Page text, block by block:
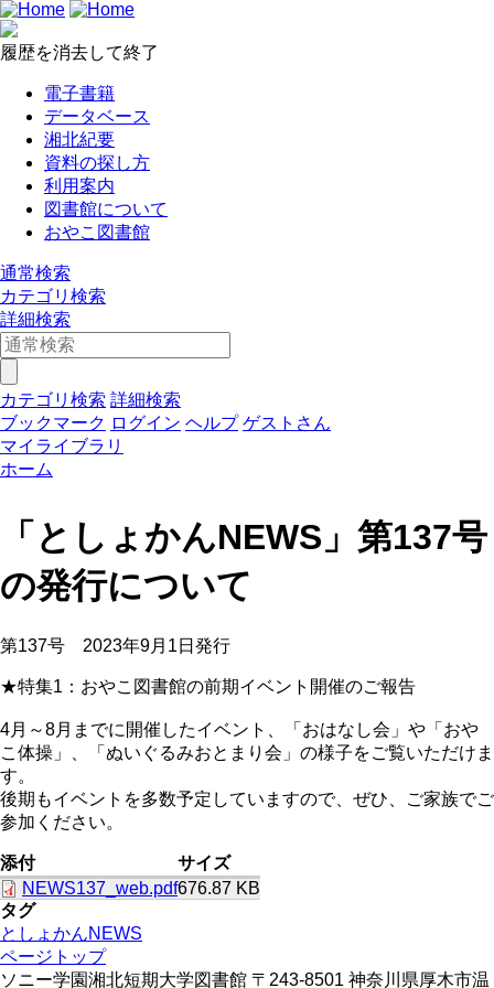
履歴を消去して終了
電子書籍
データベース
湘北紀要
資料の探し方
利用案内
図書館について
おやこ図書館
通常検索
カテゴリ検索
詳細検索
カテゴリ検索 詳細検索
ブックマーク ログイン ヘルプ ゲストさん
マイライブラリ
ホーム
「としょかんNEWS」第137号
の発行について
第137号 2023年9月1日発行
★特集1：おやこ図書館の前期イベント開催のご報告
4月～8月までに開催したイベント、「おはなし会」や「おや
こ体操」、「ぬいぐるみおとまり会」の様子をご覧いただけま
す。
後期もイベントを多数予定していますので、ぜひ、ご家族でご
参加ください。
添付
サイズ
NEWS137_web.pdf676.87 KB
タグ
としょかんNEWS
ページトップ
ソニー学園湘北短期大学図書館 〒243-8501 神奈川県厚木市温